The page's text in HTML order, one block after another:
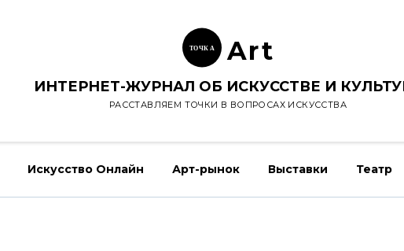
ТОЧК А Art
ИНТЕРНЕТ-ЖУРНАЛ ОБ ИСКУССТВЕ И
РАССТАВЛЯЕМ ТОЧКИ В ВОПРОСАХ ИСКУССТВА
Искусство Онлайн Арт-рынок Выставки Театр